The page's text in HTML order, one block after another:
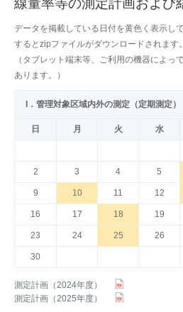
線量率等の測定計画および
データを掲載している日付を黄色く表示し
するとzipファイルがダウンロードされます。
（タブレット端末等、ご利用の機器によっ
あります。）
I．管理対象区域内外の測定（定期測定）
日 月 火 水
2 3 4 5
9 10 11 12
16 17 18 19
23 24 25 26
30
測定計画（2024年度）
測定計画（2025年度）